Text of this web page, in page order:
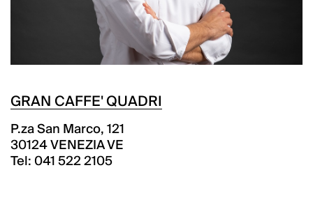
GRAN CAFFE' QUADRI
P.za San Marco, 121
30124 VENEZIA VE
Tel: 041 522 2105